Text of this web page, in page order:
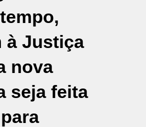
à Justiça
nova
seja feita